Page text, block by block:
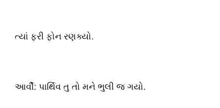
ત્યાં ફરી ફોન રણક્યો.
આર્વી: પાર્થિવ તુ તો મને ભુલી જ ગયો.